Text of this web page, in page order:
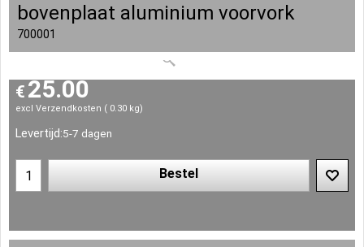
bovenplaat aluminium voorvork
700001
€25.00
excl Verzendkosten 0.30 kg
Levertijd:5-7 dagen
Bestel